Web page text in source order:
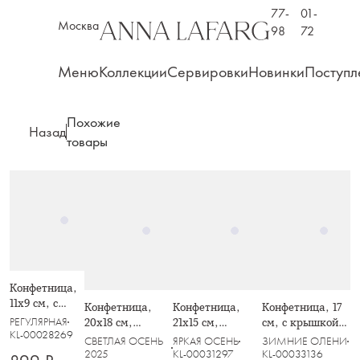
Москва
77-
98
01-
72
МенюКоллекцииСервировкиНовинки
Назад
Похожие
товары
Конфетница,
11х9 см, с
крышкой,
стекло/
РЕГУЛЯРНАЯ
KL-00028269
Конфетница,
20х18 см,
полирезин,
золотистая, Еж с
СВЕТЛАЯ ОСЕНЬ
2025
Конфетница,
21х15 см,
керамика,
коричневая, Еж
ЯРКАЯ ОСЕНЬ
KL-00031297
Конфетница, 17
см, с крышкой,
стекло Р,
Saltaire
ЗИМНИЕ ОЛЕНИ
KL-00033136